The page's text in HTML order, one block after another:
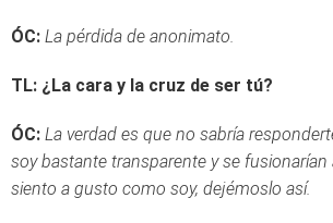
ÓC: La pérdida de anonimato.
TL: ¿La cara y la cruz de ser tú?
ÓC: La verdad es que no sabría
soy bastante transparente y se
siento a gusto como soy, dejémoslo así.